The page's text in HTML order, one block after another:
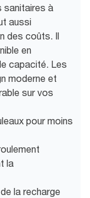
sanitaires à
aussi
des coûts. Il
en
capacité. Les
moderne et
sur vos
pour moins
la
la recharge